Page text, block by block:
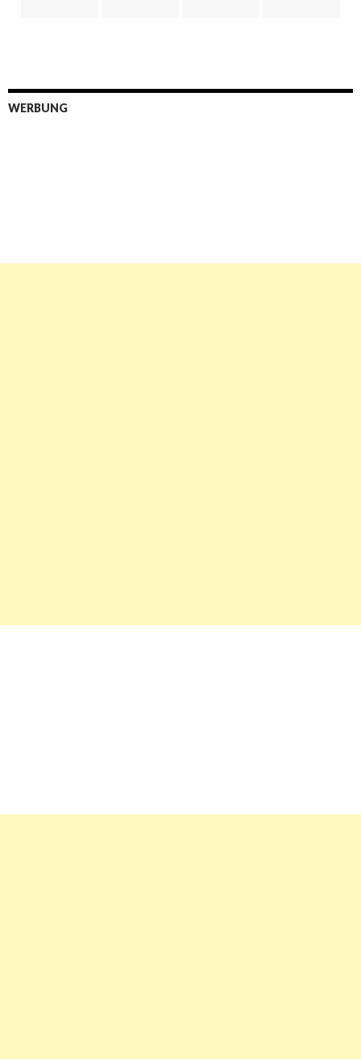
WERBUNG